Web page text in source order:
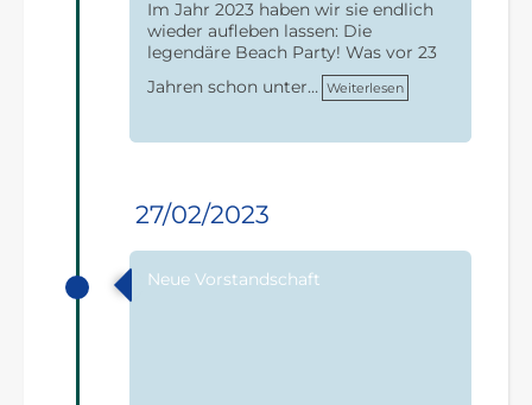
Im Jahr 2023 haben wir sie endlich
wieder aufleben lassen: Die
legendäre Beach Party! Was vor 23
Jahren schon unter… Weiterlesen
27/02/2023
Neue Vorstandschaft